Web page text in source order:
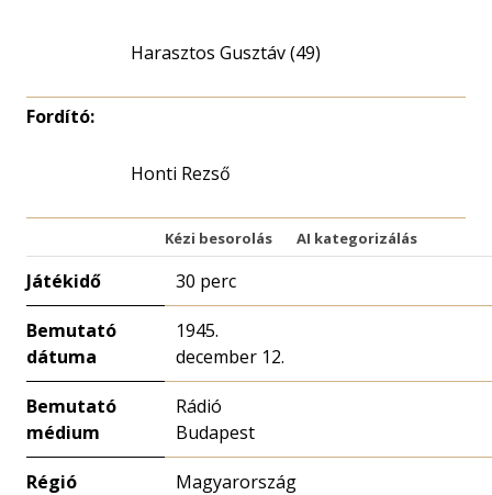
Harasztos Gusztáv (49)
Fordító:
Honti Rezső
Kézi besorolás AI kategorizálás
Játékidő 30 perc
Bemutató
dátuma
1945.
december 12.
Bemutató
médium
Rádió
Budapest
Régió
Magyarország